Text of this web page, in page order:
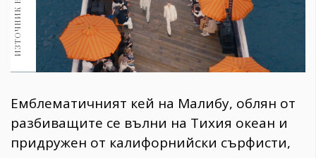
​Емблематичният кей на Малибу, облян от
разбиващите се вълни на Тихия океан и
придружен от калифорнийски сърфисти,